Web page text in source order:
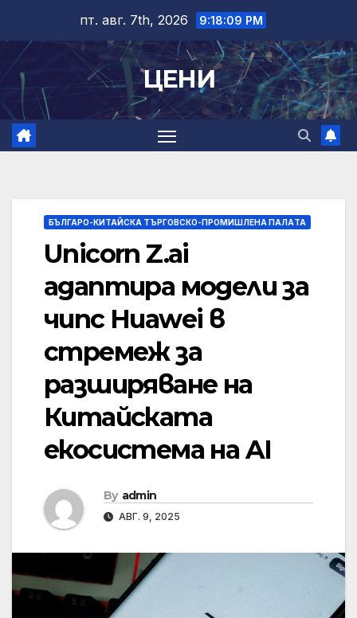
content
пт. авг. 7th, 2026 9:18:09 PM
ЦЕНИ
БЪЛГАРО-КИТАЙСКА ТЪРГОВСКО-ПРОМИШЛЕНА ПАЛAТА
Unicorn Z.ai
адаптира модели за
чипс Huawei в
стремеж за
разширяване на
Китайската
екосистема на AI
By admin
АВГ. 9, 2025